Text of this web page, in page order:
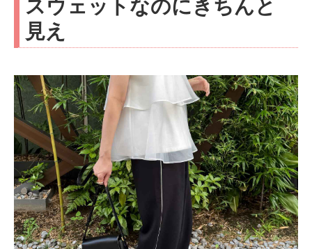
スウェットなのにきちんと
見え